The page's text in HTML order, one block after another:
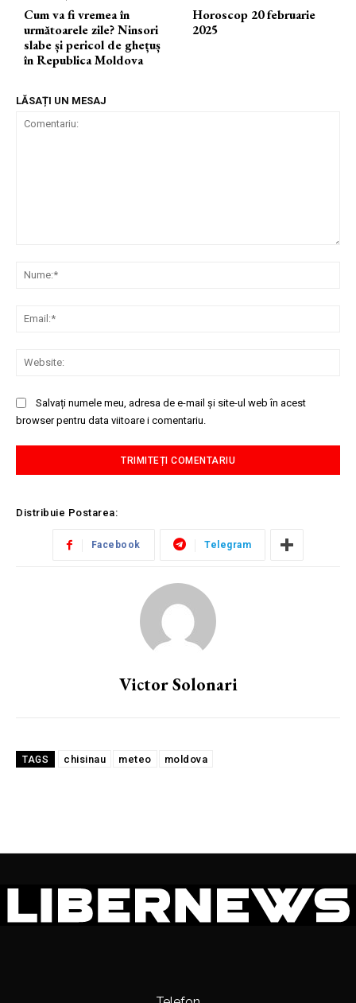
Cum va fi vremea în
următoarele zile? Ninsori
slabe și pericol de ghețuș
în Republica Moldova
Horoscop 20 februarie
2025
LĂSAȚI UN MESAJ
Salvați numele meu, adresa de e-mail și site-ul web în acest
browser pentru data viitoare i comentariu.
Distribuie Postarea:
Facebook Telegram
Victor Solonari
TAGS chisinau meteo moldova